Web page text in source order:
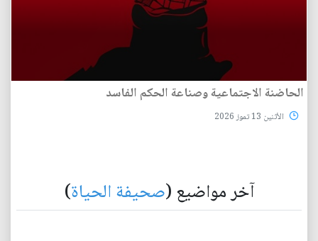
الحاضنة الاجتماعية وصناعة الحكم الفاسد
الأثنين 13 تموز 2026
آخر مواضيع (صحيفة الحياة)